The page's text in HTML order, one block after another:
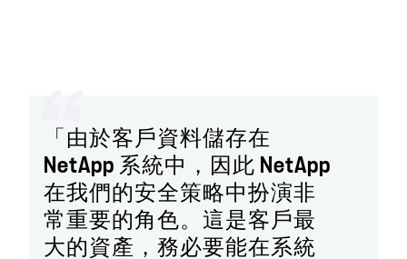
「由於客戶資料儲存在
NetApp 系統中，因此 NetApp
在我們的安全策略中扮演非
常重要的角色。這是客戶最
大的資產，務必要能在系統